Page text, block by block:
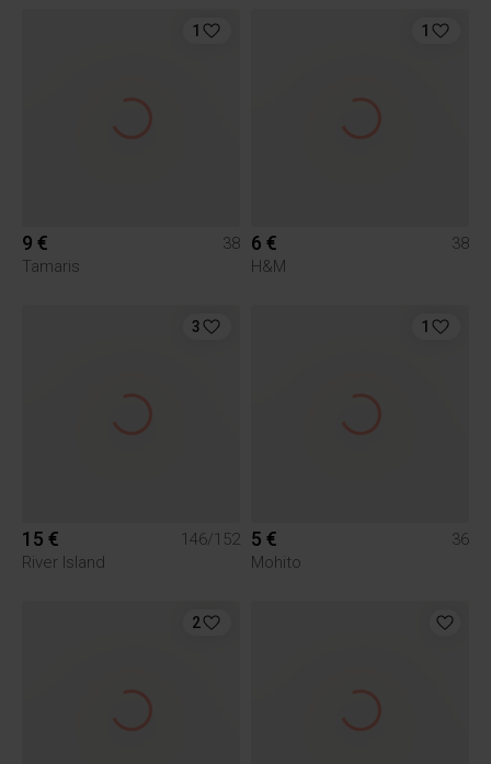
1
9 €
38
Tamaris
1
6 €
38
H&M
3
15 €
146/152
River Island
1
5 €
36
Mohito
2